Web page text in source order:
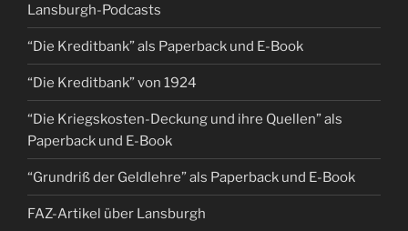
Lansburgh-Podcasts
“Die Kreditbank” als Paperback und E-Book
“Die Kreditbank” von 1924
“Die Kriegskosten-Deckung und ihre Quellen” als
Paperback und E-Book
“Grundriß der Geldlehre” als Paperback und E-Book
FAZ-Artikel über Lansburgh